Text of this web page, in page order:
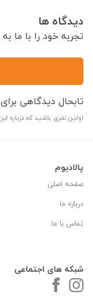
دیدگاه ها
تجربه خود را با ما
تابحال دیدگاهی
اولین نفری باشید که
پالادیوم
صفحه اصلی
درباره ما
تماس با ما
شبکه های اجتماعی